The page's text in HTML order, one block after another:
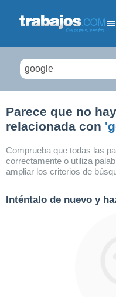
Parece que no
relacionada con
Comprueba que todas las
correctamente o utiliza
ampliar los criterios de
Inténtalo de nuevo y